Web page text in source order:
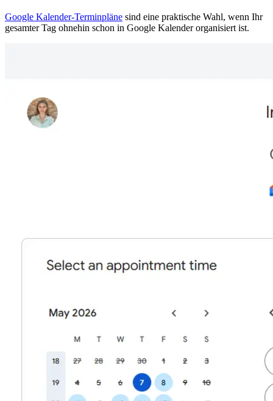
Google Kalender-Terminpläne sind eine praktische Wahl, wenn Ihr
gesamter Tag ohnehin schon in Google Kalender organisiert ist.